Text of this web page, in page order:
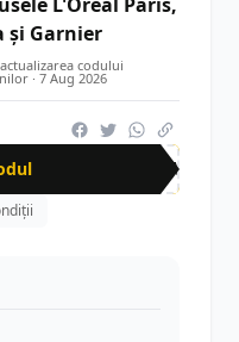
și Garnier
codului
· 7 Aug 2026
BEA